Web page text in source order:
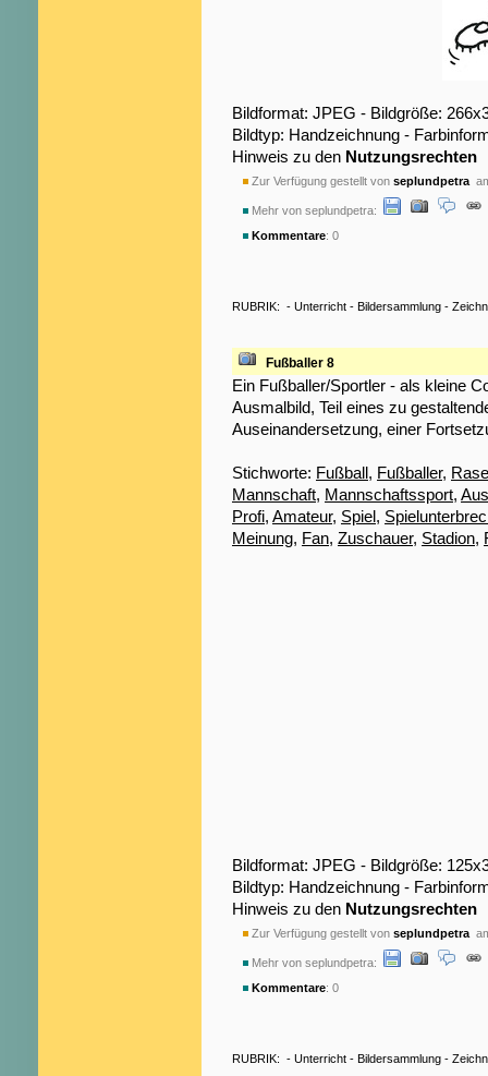
Bildformat: JPEG - Bildgröße:
Bildtyp: Handzeichnung -
Hinweis zu den Nutzungsrechten
Zur Verfügung gestellt von seplundpetra
Mehr von seplundpetra:
Kommentare: 0
RUBRIK: - Unterricht - Bildersammlung -
Fußballer 8
Ein Fußballer/Sportler - als kleine
Ausmalbild, Teil eines zu
Auseinandersetzung, einer
Stichworte: Fußball, Fußballer,
Mannschaft, Mannschaftssport,
Profi, Amateur, Spiel,
Meinung, Fan, Zuschauer, Stadion,
Bildformat: JPEG - Bildgröße:
Bildtyp: Handzeichnung -
Hinweis zu den Nutzungsrechten
Zur Verfügung gestellt von seplundpetra
Mehr von seplundpetra:
Kommentare: 0
RUBRIK: - Unterricht - Bildersammlung -